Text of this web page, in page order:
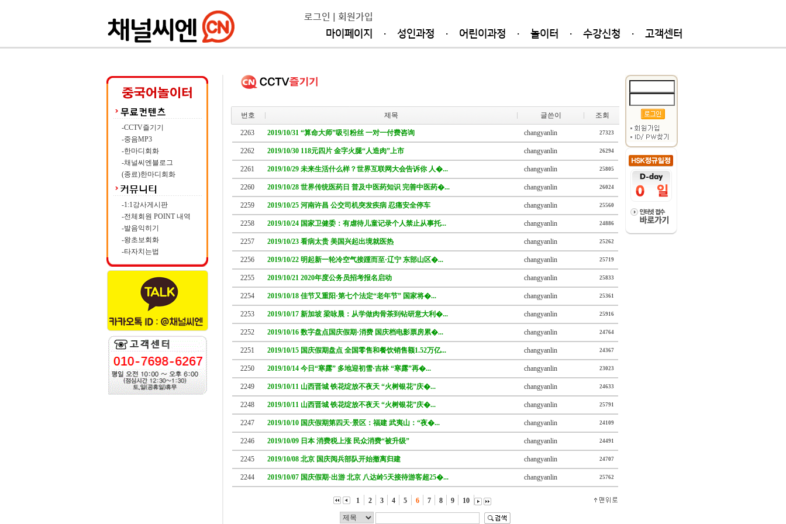
로그인 회원가입
마이페이지 · 성인과정 · 어린이과정 · 놀이터 · 수강신청 · 고객센터
-CCTV즐기기
-중음MP3
-한마디회화
-채널씨엔블로그
(종료)한마디회화
-1:1강사게시판
-전체회원 POINT 내역
-발음익히기
-왕초보회화
-타자치는법
번호 제목 글쓴이 조회
2263 2019/10/31 “算命大师”吸引粉丝 一对一付费咨询 changyanlin 27323
2262 2019/10/30 118元四片 金字火腿“人造肉”上市 changyanlin 26294
2261 2019/10/29 未来生活什么样？世界互联网大会告诉你 人�... changyanlin 25805
2260 2019/10/28 世界传统医药日 普及中医药知识 完善中医药�... changyanlin 26024
2259 2019/10/25 河南许昌 公交司机突发疾病 忍痛安全停车 changyanlin 25560
2258 2019/10/24 国家卫健委：有虐待儿童记录个人禁止从事托... changyanlin 24886
2257 2019/10/23 看病太贵 美国兴起出境就医热 changyanlin 25262
2256 2019/10/22 明起新一轮冷空气接踵而至·辽宁 东部山区�... changyanlin 25719
2255 2019/10/21 2020年度公务员招考报名启动 changyanlin 25833
2254 2019/10/18 佳节又重阳·第七个法定“老年节” 国家将�... changyanlin 25361
2253 2019/10/17 新加坡 梁咏晨：从学做肉骨茶到钻研意大利�... changyanlin 25916
2252 2019/10/16 数字盘点国庆假期·消费 国庆档电影票房累�... changyanlin 24764
2251 2019/10/15 国庆假期盘点 全国零售和餐饮销售额1.52万亿... changyanlin 24367
2250 2019/10/14 今日“寒露” 多地迎初雪·吉林 “寒露”再�... changyanlin 23023
2249 2019/10/11 山西晋城 铁花绽放不夜天 “火树银花”庆�... changyanlin 24633
2248 2019/10/11 山西晋城 铁花绽放不夜天 “火树银花”庆�... changyanlin 25791
2247 2019/10/10 国庆假期第四天·景区：福建 武夷山：“夜�... changyanlin 24109
2246 2019/10/09 日本 消费税上涨 民众消费“被升级” changyanlin 24491
2245 2019/10/08 北京 国庆阅兵部队开始撤离归建 changyanlin 24707
2244 2019/10/07 国庆假期·出游 北京 八达岭5天接待游客超25�... changyanlin 25762
1 2 3 4 5 6 7 8 9 10